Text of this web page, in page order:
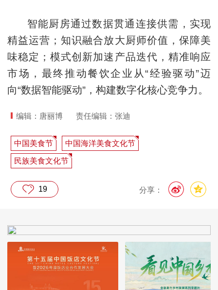
智能厨房通过数据贯通连接供需，实现
精益运营；知识融合放大厨师价值，保障美
味稳定；模式创新加速产品迭代，精准响应
市场，最终推动餐饮企业从“经验驱动”迈
向“数据智能驱动”，构建数字化核心竞争力。
编辑：唐丽博 责任编辑：张迪
中国美食节 中国海洋美食文化节
民族美食文化节
分享：
19